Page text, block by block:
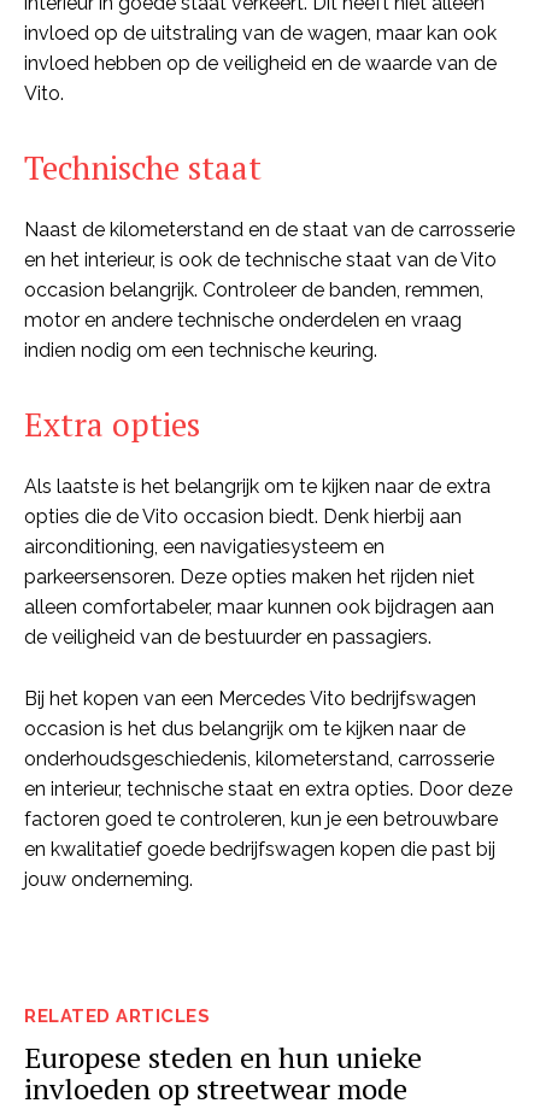
RELATED ARTICLES
Europese steden en hun unieke
invloeden op streetwear mode
invloed op de uitstraling van de wagen, maar kan ook
invloed hebben op de veiligheid en de waarde van de
Vito.
Technische staat
Naast de kilometerstand en de staat van de carrosserie
en het interieur, is ook de technische staat van de Vito
occasion belangrijk. Controleer de banden, remmen,
motor en andere technische onderdelen en vraag
indien nodig om een technische keuring.
Extra opties
Als laatste is het belangrijk om te kijken naar de extra
opties die de Vito occasion biedt. Denk hierbij aan
airconditioning, een navigatiesysteem en
parkeersensoren. Deze opties maken het rijden niet
alleen comfortabeler, maar kunnen ook bijdragen aan
de veiligheid van de bestuurder en passagiers.
Bij het kopen van een Mercedes Vito bedrijfswagen
occasion is het dus belangrijk om te kijken naar de
onderhoudsgeschiedenis, kilometerstand, carrosserie
en interieur, technische staat en extra opties. Door deze
factoren goed te controleren, kun je een betrouwbare
en kwalitatief goede bedrijfswagen kopen die past bij
jouw onderneming.